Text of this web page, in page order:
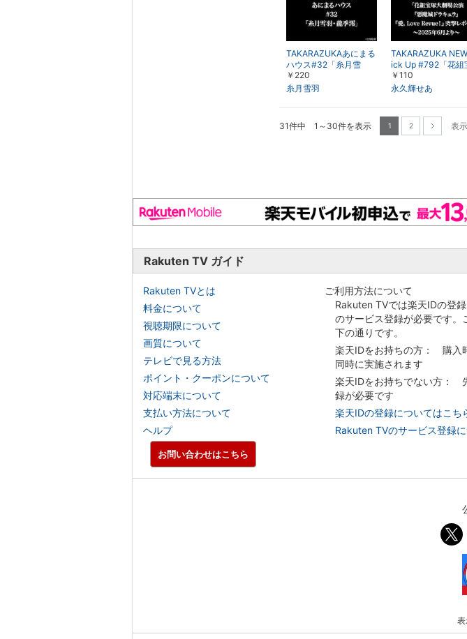
TAKARAZUKAあにまる
ハウス#32「糸月雪
羽・龍季澪」
￥220
糸月雪羽
TAKARAZUKA
ick Up #792「花組
大劇場公演『悪魔城
ラキュラ』『愛,
￥110
永久輝せあ
31件中 1～30件を表示 1 2 表
Rakuten TV ガイド
Rakuten TVとは
料金について
視聴期限について
画質について
テレビで見る方法
ポイント・クーポンについて
対応端末について
支払い方法について
ヘルプ
ご利用方法について
Rakuten TVでは楽天IDの登
のサービス登録が必要です。
下の通りです。
楽天IDをお持ちの方： 購入
同時に実施されます
楽天IDをお持ちでない方：
録が必要です
楽天IDの登録についてはこち
Rakuten TVのサービス登録
お問い合わせはこちら
表